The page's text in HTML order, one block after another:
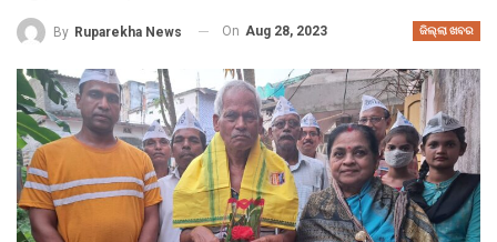
ଜିଲ୍ଲା ଖବର
By Ruparekha News On Aug 28, 2023